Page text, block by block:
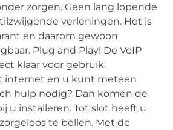
zorgen. Geen lang lopende
verleningen. Het is
en daarom gewoon
Plug and Play! De VoIP
klaar voor gebruik.
internet en u kunt meteen
hulp nodig? Dan komen de
u installeren. Tot slot heeft u
te bellen. Met de